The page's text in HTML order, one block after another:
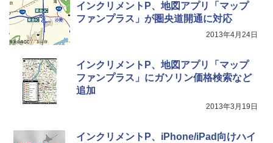
インクリメントP、地図アプリ「マップ
ファンプラス」が圏央道開通に対応
2013年4月24日
インクリメントP、地図アプリ「マップ
ファンプラス」にガソリン価格検索など
追加
2013年3月19日
インクリメントP、iPhone/iPad向けハイ